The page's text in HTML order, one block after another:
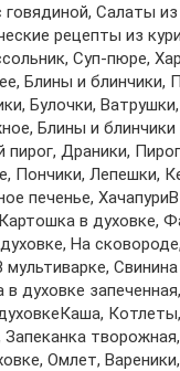
говядиной, Салаты
рецепты из
Суп-пюре,
Блины и блинчики,
Булочки,
Блины и блинчики
Драники,
Пончики, Лепешки,
печенье,
в духовке,
На
в духовке
Запеканка
Омлет,